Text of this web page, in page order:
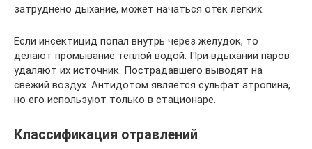
затруднено дыхание, может начаться отек легких.
Если инсектицид попал внутрь через желудок, то
делают промывание теплой водой. При вдыхании паров
удаляют их источник. Пострадавшего выводят на
свежий воздух. Антидотом является сульфат атропина,
но его используют только в стационаре.
Классификация отравлений